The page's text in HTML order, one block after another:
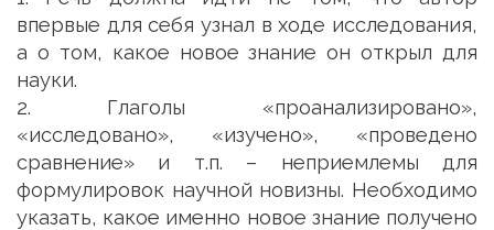
впервые для себя узнал в ходе исследования,
а о том, какое новое знание он открыл для
науки.
2. Глаголы «проанализировано»,
«исследовано», «изучено», «проведено
сравнение» и т.п. – неприемлемы для
формулировок научной новизны. Необходимо
указать, какое именно новое знание получено